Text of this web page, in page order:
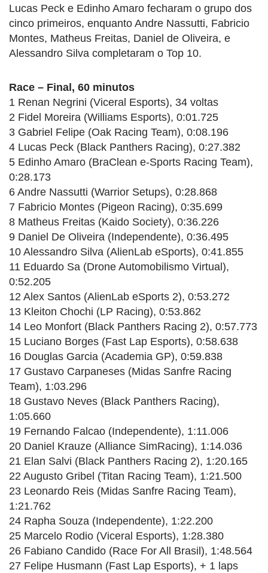
Lucas Peck e Edinho Amaro fecharam o grupo dos
cinco primeiros, enquanto Andre Nassutti, Fabricio
Montes, Matheus Freitas, Daniel de Oliveira, e
Alessandro Silva completaram o Top 10.
Race – Final, 60 minutos
1 Renan Negrini (Viceral Esports), 34 voltas
2 Fidel Moreira (Williams Esports), 0:01.725
3 Gabriel Felipe (Oak Racing Team), 0:08.196
4 Lucas Peck (Black Panthers Racing), 0:27.382
5 Edinho Amaro (BraClean e-Sports Racing Team),
0:28.173
6 Andre Nassutti (Warrior Setups), 0:28.868
7 Fabricio Montes (Pigeon Racing), 0:35.699
8 Matheus Freitas (Kaido Society), 0:36.226
9 Daniel De Oliveira (Independente), 0:36.495
10 Alessandro Silva (AlienLab eSports), 0:41.855
11 Eduardo Sa (Drone Automobilismo Virtual),
0:52.205
12 Alex Santos (AlienLab eSports 2), 0:53.272
13 Kleiton Chochi (LP Racing), 0:53.862
14 Leo Monfort (Black Panthers Racing 2), 0:57.773
15 Luciano Borges (Fast Lap Esports), 0:58.638
16 Douglas Garcia (Academia GP), 0:59.838
17 Gustavo Carpaneses (Midas Sanfre Racing
Team), 1:03.296
18 Gustavo Neves (Black Panthers Racing),
1:05.660
19 Fernando Falcao (Independente), 1:11.006
20 Daniel Krauze (Alliance SimRacing), 1:14.036
21 Elan Salvi (Black Panthers Racing 2), 1:20.165
22 Augusto Gribel (Titan Racing Team), 1:21.500
23 Leonardo Reis (Midas Sanfre Racing Team),
1:21.762
24 Rapha Souza (Independente), 1:22.200
25 Marcelo Rodio (Viceral Esports), 1:28.380
26 Fabiano Candido (Race For All Brasil), 1:48.564
27 Felipe Husmann (Fast Lap Esports), + 1 laps